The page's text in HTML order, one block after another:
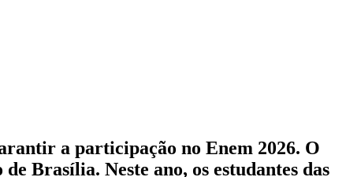
a participação no Enem 2026. O
Brasília. Neste ano, os estudantes das